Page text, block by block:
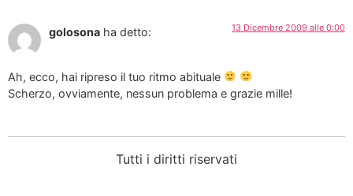
golosona ha detto: 13 Dicembre 2009 alle 0:00
Ah, ecco, hai ripreso il tuo ritmo abituale
Scherzo, ovviamente, nessun problema e grazie mille!
Tutti i diritti riservati